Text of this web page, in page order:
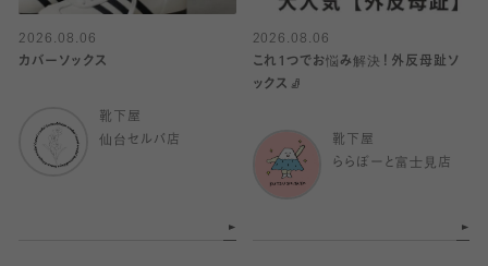
2026.08.06
カバーソックス
靴下屋
仙台セルバ店
2026.08.06
これ1つでお悩み解決！外反母趾ソ
ックス🧦
靴下屋
ららぽーと富士見店